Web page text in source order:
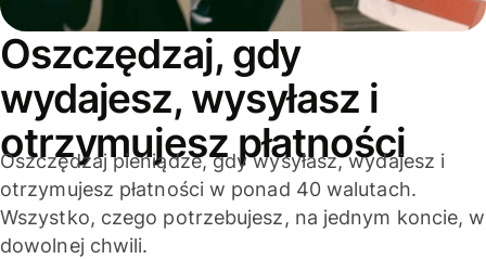
Oszczędzaj, gdy
wydajesz, wysyłasz i
otrzymujesz płatności
Oszczędzaj pieniądze, gdy wysyłasz, wydajesz i
otrzymujesz płatności w ponad 40 walutach.
Wszystko, czego potrzebujesz, na jednym koncie, w
dowolnej chwili.